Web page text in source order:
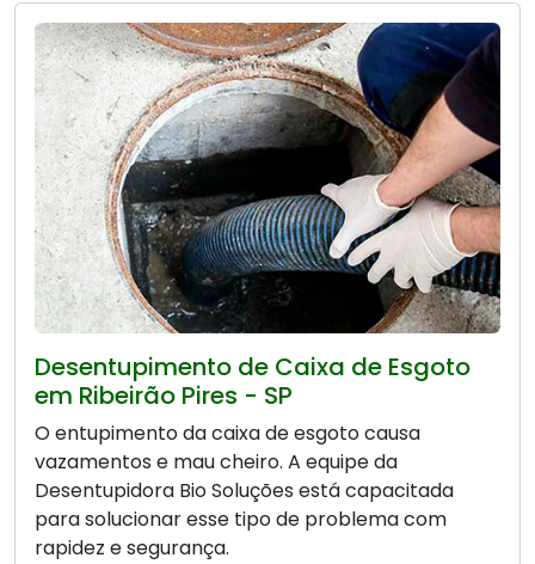
Desentupimento de Caixa de Esgoto
em Ribeirão Pires - SP
O entupimento da caixa de esgoto causa
vazamentos e mau cheiro. A equipe da
Desentupidora Bio Soluções está capacitada
para solucionar esse tipo de problema com
rapidez e segurança.